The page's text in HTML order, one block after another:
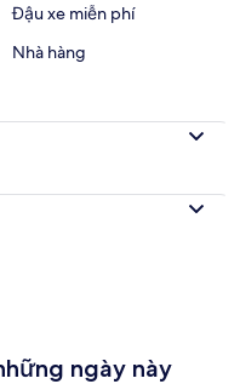
Đậu xe miễn phí
Nhà hàng
ngày này